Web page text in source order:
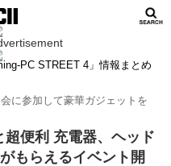
PC STREET 4」情報まとめ
に参加して豪華ガジェットを
便利 充電器、ヘッド
もらえるイベント開